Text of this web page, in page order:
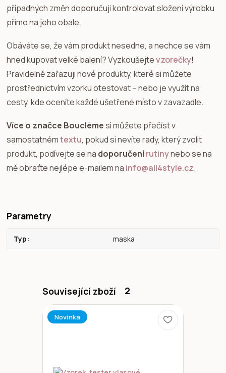
případných změn doporučuji kontrolovat složení výrobku
přímo na jeho obale.
Obáváte se, že vám produkt nesedne, a nechce se vám
hned kupovat velké balení? Vyzkoušejtevzorečky!
Pravidelně zařazuji nové produkty, které si můžete
prostřednictvím vzorku otestovat – nebo je využít na
cesty, kde oceníte každé ušetřené místo v zavazadle.
Více o značce Bouclèmesi můžete přečíst v
samostatnémtextu, pokud si nevíte rady, který zvolit
produkt, podívejte se na doporučenírutinynebo se na
mě obraťte nejlépe e-mailem na info@all4style.cz.
Parametry
Typ maska
Související zboží 2
Novinka